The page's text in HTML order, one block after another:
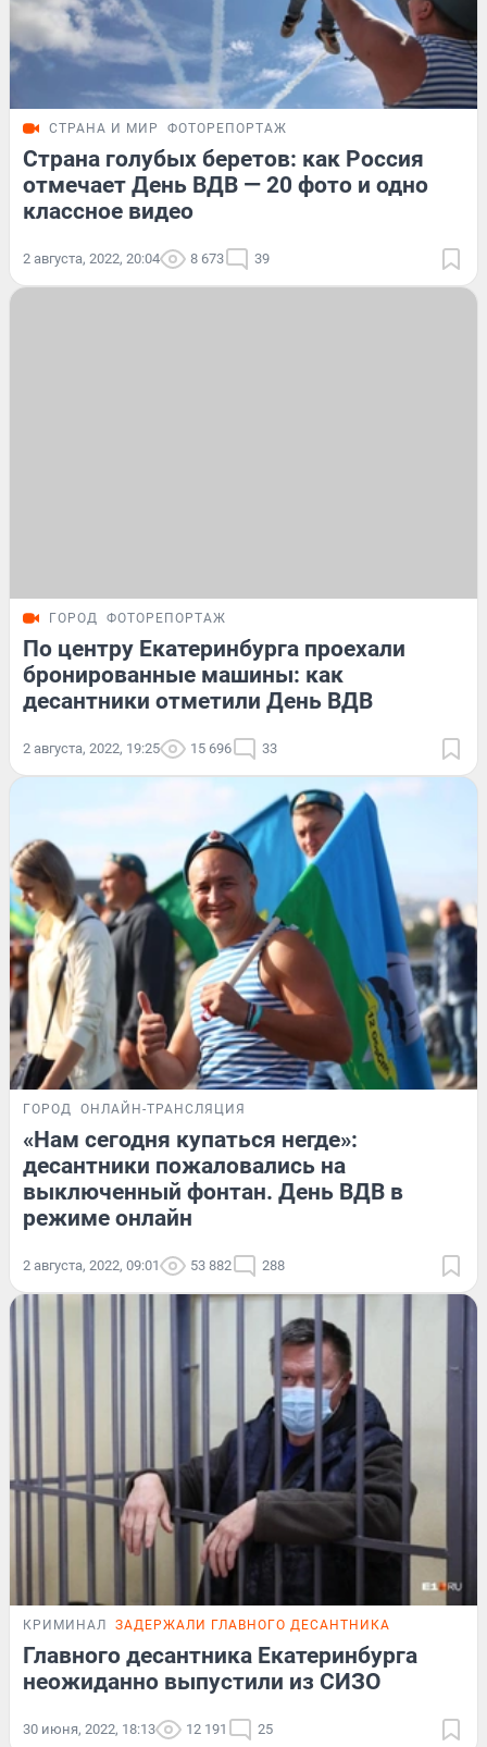
СТРАНА И МИР ФОТОРЕПОРТАЖ
Страна голубых беретов: как Россия
отмечает День ВДВ — 20 фото и одно
классное видео
2 августа, 2022, 20:04 8 673 39
ГОРОД ФОТОРЕПОРТАЖ
По центру Екатеринбурга проехали
бронированные машины: как
десантники отметили День ВДВ
2 августа, 2022, 19:25 15 696 33
ГОРОД ОНЛАЙН-ТРАНСЛЯЦИЯ
«Нам сегодня купаться негде»:
десантники пожаловались на
выключенный фонтан. День ВДВ в
режиме онлайн
2 августа, 2022, 09:01 53 882 288
КРИМИНАЛ ЗАДЕРЖАЛИ ГЛАВНОГО ДЕСАНТНИКА
Главного десантника Екатеринбурга
неожиданно выпустили из СИЗО
30 июня, 2022, 18:13 12 191 25